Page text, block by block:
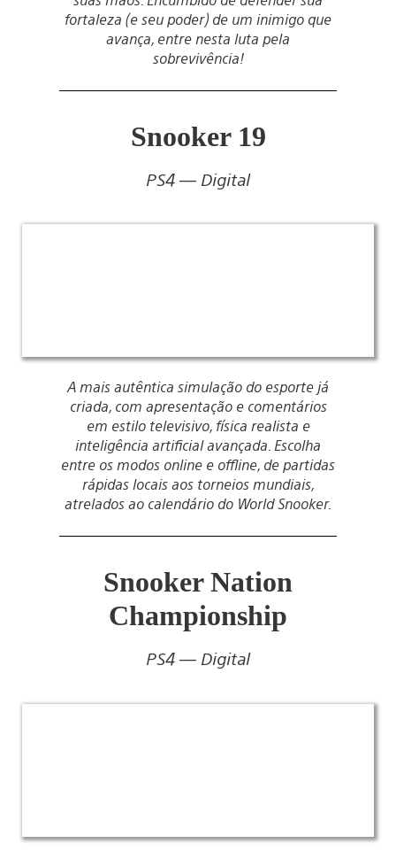
fortaleza (e seu poder) de um inimigo que
avança, entre nesta luta pela
sobrevivência!
Snooker 19
PS4 — Digital
A mais autêntica simulação do esporte já
criada, com apresentação e comentários
em estilo televisivo, física realista e
inteligência artificial avançada. Escolha
entre os modos online e offline, de partidas
rápidas locais aos torneios mundiais,
atrelados ao calendário do World Snooker.
Snooker Nation
Championship
PS4 — Digital